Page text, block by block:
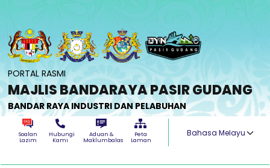
PORTAL RASMI
MAJLIS BANDARAYA PASIR GUDANG
BANDAR RAYA INDUSTRI DAN PELABUHAN
Soalan
Lazim
Hubungi
Kami
Aduan &
Maklumbalas
Peta
Laman
Select your